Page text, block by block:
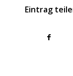
Eintrag